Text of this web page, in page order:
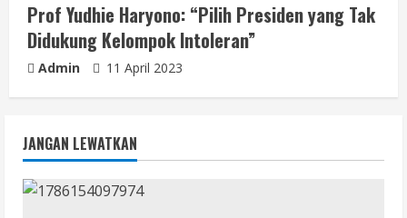
Prof Yudhie Haryono: “Pilih Presiden yang Tak
Didukung Kelompok Intoleran”
Admin 11 April 2023
JANGAN LEWATKAN